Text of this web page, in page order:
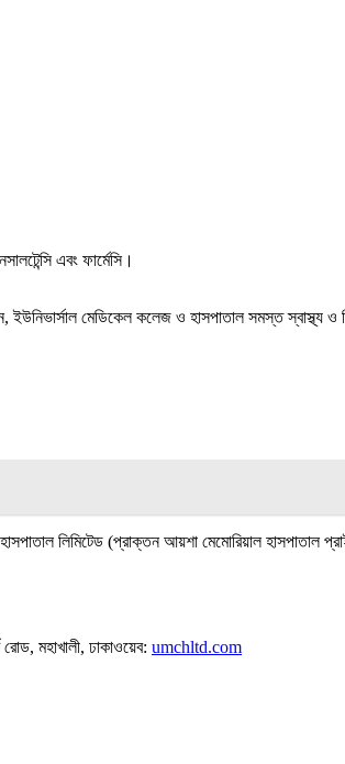
এবং ফার্মেসি।
মেডিকেল কলেজ ও হাসপাতাল সমস্ত স্বাস্থ্য ও
লিমিটেড (প্রাক্তন আয়শা মেমোরিয়াল হাসপাতাল
মহাখালী, ঢাকাওয়েব: umchltd.com